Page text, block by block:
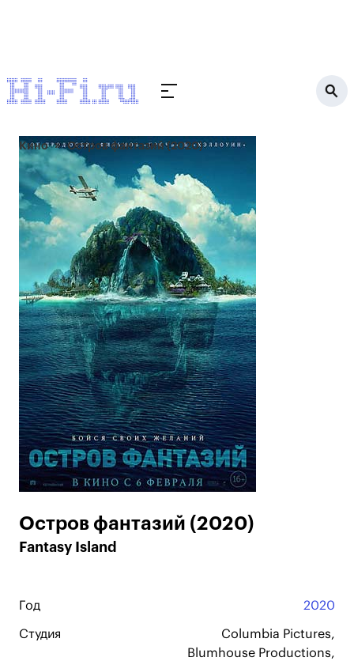
Кино Остров фантазий (2020)
Остров фантазий (2020)
Fantasy Island
Год 2020
Студия
Columbia Pictures,
Blumhouse Productions,